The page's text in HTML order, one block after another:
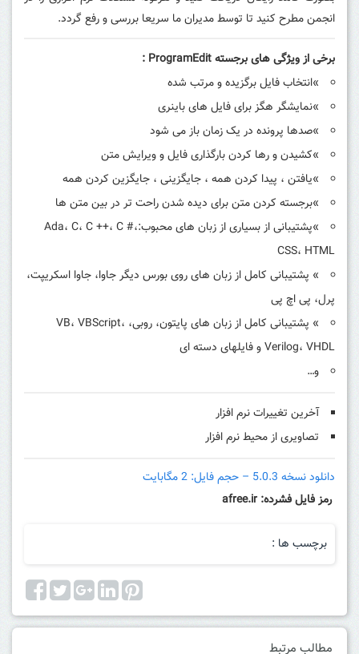
انجمن مطرح کنید تا توسط مدیران ما سریعا بررسی و رفع گردد.
برخی از ویژگی های برجسته ProgramEdit :
»انتخاب فایل برگزیده و مرتب شده
»نمایشگر هگز برای فایل های باینری
»صدها پرونده در یک زمان باز می شود
»کشیدن و رها کردن بارگذاری فایل و ویرایش متن
»یافتن ، پیدا کردن همه ، جایگزینی ، جایگزین کردن همه
»برجسته کردن متن برای دیده شدن راحت تر در بین متن ها
»پشتیبانی از بسیاری از زبان های محبوب:Ada، C، C ++، C #،
CSS، HTML
» پشتیبانی کامل از زبان های روی بورس دیگر جاوا، جاوا اسکریپت،
پرل، پی اچ پی
» پشتیبانی کامل از زبان های پایتون، روبی، VB، VBScript،
Verilog، VHDL و فایلهای دسته ای
و…
آخرین تغییرات نرم افزار
تصاویری از محیط نرم افزار
دانلود نسخه 5.0.3 – حجم فایل: 2 مگابایت
رمز فایل فشرده: afree.ir
برچسب ها :
مطالب مرتبط